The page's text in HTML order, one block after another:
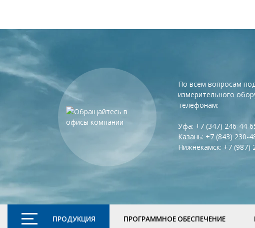
По всем вопросам
измерительного
телефонам:
Уфа: +7 (347) 246-44-
Казань: +7 (843) 230-
Нижнекамск: +7 (987)
ПРОДУКЦИЯ ПРОГРАММНОЕ ОБЕСПЕЧЕНИЕ